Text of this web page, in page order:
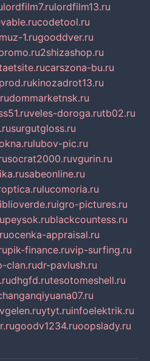
lordfilm7.rulordfilm13.ru
codetool.ru
muz-1.rugooddver.ru
2shizashop.ru
carszona-bu.ru
kinozadrot13.ru
dommarketnsk.ru
veles-doroga.rutb02.ru
surgutgloss.ru
lubov-pic.ru
socrat2000.ruvgurin.ru
sabeonline.ru
lucomoria.ru
igro-pictures.ru
peysok.rublackcountess.ru
ocenka-appraisal.ru
pik-finance.ruvip-surfing.ru
clan.rudr-pavlush.ru
dhgfd.rutesotomeshell.ru
ytyt.ruinfoelektrik.ru
goodv1234.ruoopslady.ru